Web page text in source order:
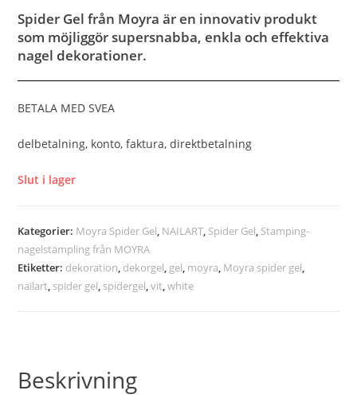
Spider Gel från Moyra är en innovativ produkt
som möjliggör supersnabba, enkla och effektiva
nagel dekorationer.
BETALA MED SVEA
delbetalning, konto, faktura, direktbetalning
Slut i lager
Kategorier: Moyra Spider Gel, NAILART, Spider Gel, Stamping-
nagelstämpling från MOYRA
Etiketter: dekoration, dekorgel, gel, moyra, Moyra spider gel,
nailart, spider gel, spidergel,vit,white
Beskrivning